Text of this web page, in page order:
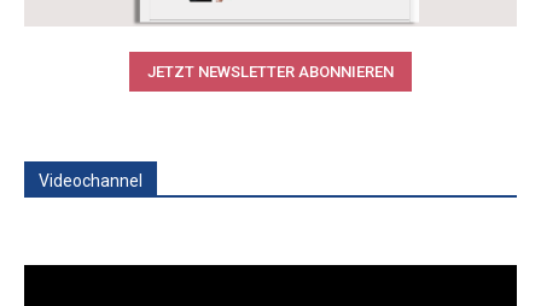
JETZT NEWSLETTER ABONNIEREN
Videochannel